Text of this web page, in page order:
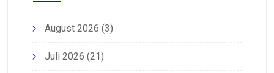
August 2026 (3)
Juli 2026 (21)